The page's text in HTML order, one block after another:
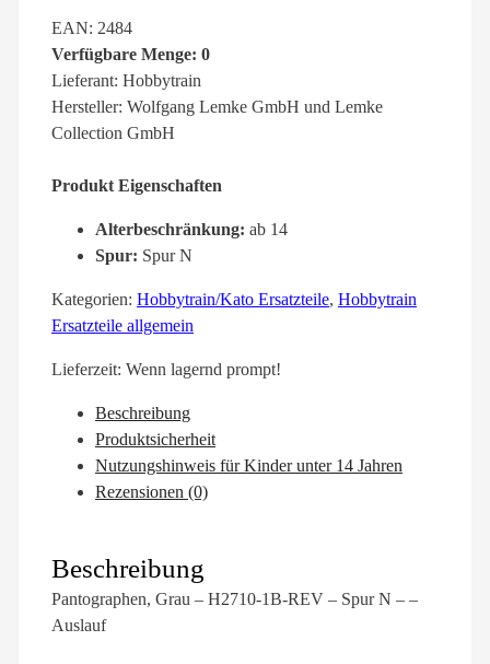
EAN: 2484
Verfügbare Menge: 0
Lieferant: Hobbytrain
Hersteller: Wolfgang Lemke GmbH und Lemke
Collection GmbH
Produkt Eigenschaften
Alterbeschränkung: ab 14
Spur: Spur N
Kategorien: Hobbytrain/Kato Ersatzteile, Hobbytrain
Ersatzteile allgemein
Lieferzeit: Wenn lagernd prompt!
Beschreibung
Produktsicherheit
Nutzungshinweis für Kinder unter 14 Jahren
Rezensionen (0)
Beschreibung
Pantographen, Grau – H2710-1B-REV – Spur N – –
Auslauf